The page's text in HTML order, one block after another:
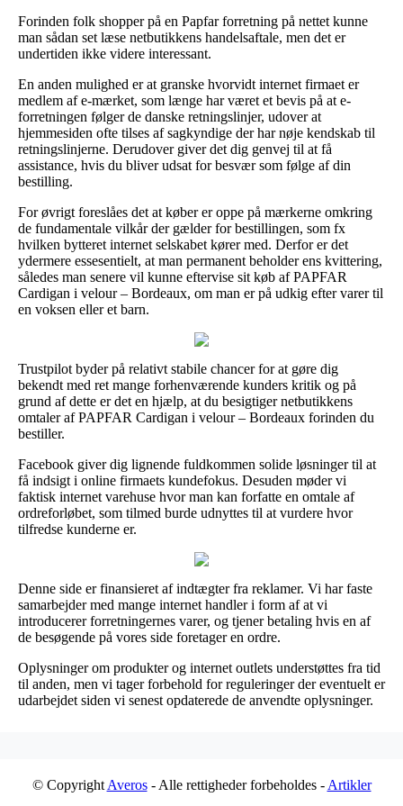
Forinden folk shopper på en Papfar forretning på nettet kunne
man sådan set læse netbutikkens handelsaftale, men det er
undertiden ikke videre interessant.
En anden mulighed er at granske hvorvidt internet firmaet er
medlem af e-mærket, som længe har været et bevis på at e-
forretningen følger de danske retningslinjer, udover at
hjemmesiden ofte tilses af sagkyndige der har nøje kendskab til
retningslinjerne. Derudover giver det dig genvej til at få
assistance, hvis du bliver udsat for besvær som følge af din
bestilling.
For øvrigt foreslåes det at køber er oppe på mærkerne omkring
de fundamentale vilkår der gælder for bestillingen, som fx
hvilken bytteret internet selskabet kører med. Derfor er det
ydermere essesentielt, at man permanent beholder ens kvittering,
således man senere vil kunne eftervise sit køb af PAPFAR
Cardigan i velour – Bordeaux, om man er på udkig efter varer til
en voksen eller et barn.
Trustpilot byder på relativt stabile chancer for at gøre dig
bekendt med ret mange forhenværende kunders kritik og på
grund af dette er det en hjælp, at du besigtiger netbutikkens
omtaler af PAPFAR Cardigan i velour – Bordeaux forinden du
bestiller.
Facebook giver dig lignende fuldkommen solide løsninger til at
få indsigt i online firmaets kundefokus. Desuden møder vi
faktisk internet varehuse hvor man kan forfatte en omtale af
ordreforløbet, som tilmed burde udnyttes til at vurdere hvor
tilfredse kunderne er.
Denne side er finansieret af indtægter fra reklamer. Vi har faste
samarbejder med mange internet handler i form af at vi
introducerer forretningernes varer, og tjener betaling hvis en af
de besøgende på vores side foretager en ordre.
Oplysninger om produkter og internet outlets understøttes fra tid
til anden, men vi tager forbehold for reguleringer der eventuelt er
udarbejdet siden vi senest opdaterede de anvendte oplysninger.
© Copyright Averos- Alle rettigheder forbeholdes - Artikler